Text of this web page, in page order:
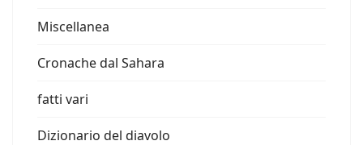
Miscellanea
Cronache dal Sahara
fatti vari
Dizionario del diavolo